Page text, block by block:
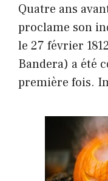
Quatre ans
proclame son
le 27 février
Bandera) a été
première fois.